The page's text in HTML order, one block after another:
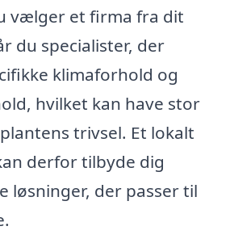
vælger et firma fra dit
du specialister, der
klimaforhold og
hvilket kan have stor
trivsel. Et lokalt
derfor tilbyde dig
løsninger, der passer til